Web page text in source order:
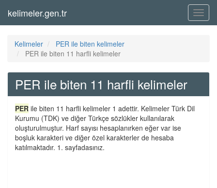
Menü
kelimeler.gen.tr
Kelimeler
PER ile biten kelimeler
PER ile biten 11 harfli kelimeler
PER ile biten 11 harfli kelimeler
PER ile biten 11 harfli kelimeler 1 adettir. Kelimeler Türk Dil
Kurumu (TDK) ve diğer Türkçe sözlükler kullanılarak
oluşturulmuştur. Harf sayısı hesaplanırken eğer var ise
boşluk karakteri ve diğer özel karakterler de hesaba
katılmaktadır. 1. sayfadasınız.